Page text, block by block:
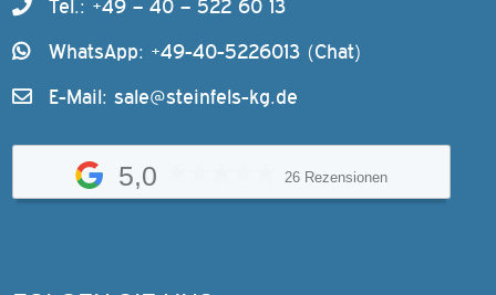
Tel.: +49 – 40 – 522 60 13
WhatsApp: +49-40-5226013 (Chat)
E-Mail: sale@steinfels-kg.de
5,0 26 Rezensionen